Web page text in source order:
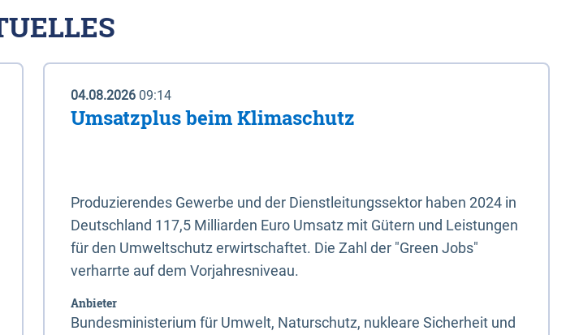
04.08.2026 09:14
Umsatzplus beim Klimaschutz
Produzierendes Gewerbe und der Dienstleitungssektor haben 2024 in
Deutschland 117,5 Milliarden Euro Umsatz mit Gütern und Leistungen
für den Umweltschutz erwirtschaftet. Die Zahl der "Green Jobs"
verharrte auf dem Vorjahresniveau.
Anbieter
Bundesministerium für Umwelt, Naturschutz, nukleare Sicherheit und